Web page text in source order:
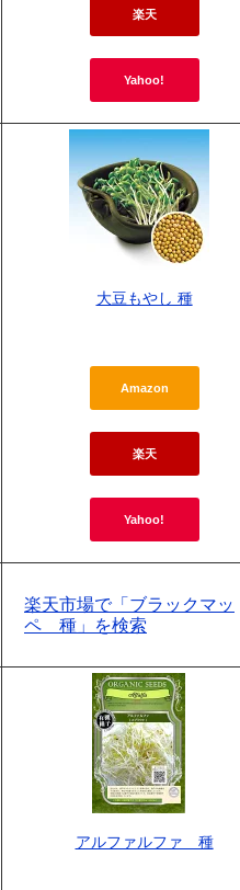
楽天
Yahoo!
大豆もやし 種
Amazon
楽天
Yahoo!
楽天市場で「ブラックマッ
ペ 種」を検索
アルファルファ 種